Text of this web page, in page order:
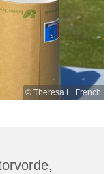
© Theresa L. French